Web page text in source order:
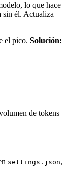
lo que hace
sin él. Actualiza
el pico. Solución:
de tokens
settings.json,